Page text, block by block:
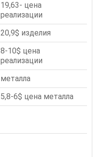
19,63- цена
реализации
20,9$ изделия
8-10$ цена
реализации
металла
5,8-6$ цена металла